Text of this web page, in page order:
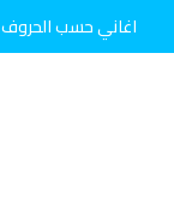
اغاني حسب الحروف